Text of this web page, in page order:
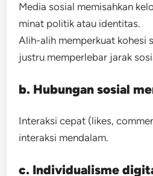
Media sosial memisahkan
minat politik atau identitas.
Alih-alih memperkuat kohesi
justru memperlebar jarak
b. Hubungan sosial
Interaksi cepat (likes,
interaksi mendalam.
c. Individualisme